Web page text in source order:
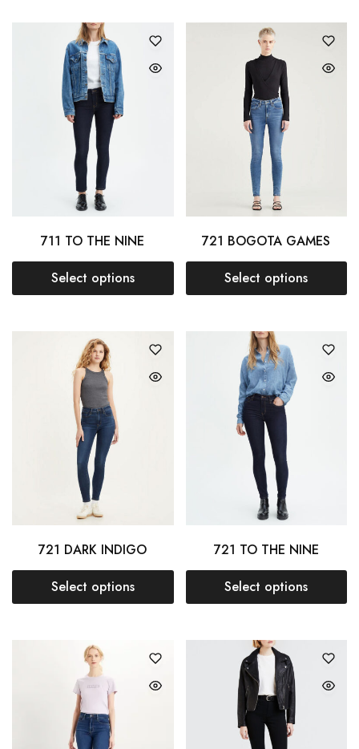
711 TO THE NINE
Select options
721 BOGOTA GAMES
Select options
721 DARK INDIGO
Select options
721 TO THE NINE
Select options